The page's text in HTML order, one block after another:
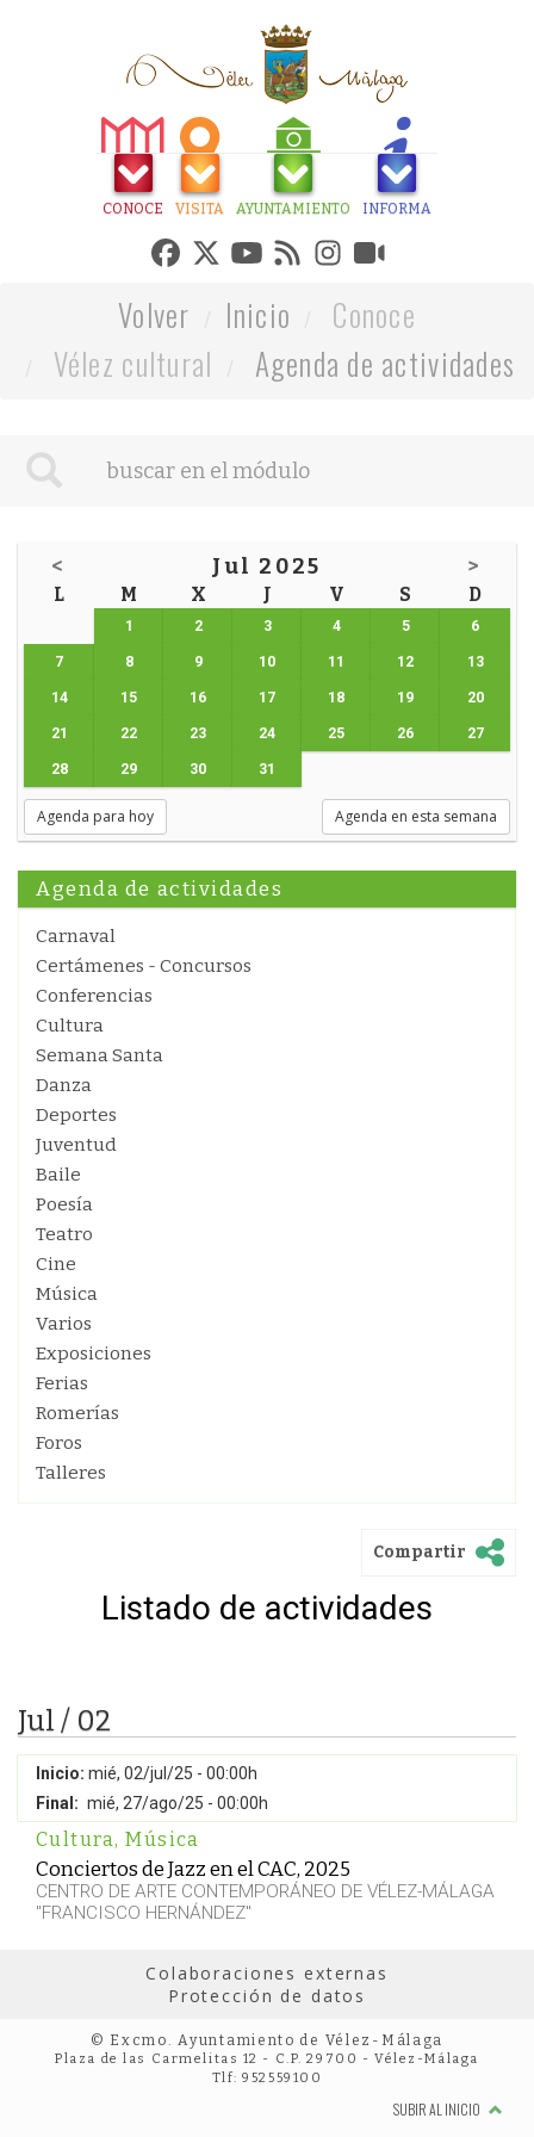
CONOCE VISITA AYUNTAMIENTO INFORMA
Volver Inicio
Conoce
Vélez cultural
Agenda de actividades
< Jul 2025 >
L M X J V S D
1 2 3 4 5 6
7 8 9 10 11 12 13
14 15 16 17 18 19 20
21 22 23 24 25 26 27
28 29 30 31
Agenda para hoy Agenda en esta semana
Agenda de actividades
Carnaval
Certámenes - Concursos
Conferencias
Cultura
Semana Santa
Danza
Deportes
Juventud
Baile
Poesía
Teatro
Cine
Música
Varios
Exposiciones
Ferias
Romerías
Foros
Talleres
Compartir
Listado de actividades
Jul / 02
Inicio: mié, 02/jul/25 - 00:00h
Final: mié, 27/ago/25 - 00:00h
Cultura, Música
Conciertos de Jazz en el CAC, 2025
CENTRO DE ARTE CONTEMPORÁNEO DE VÉLEZ-MÁLAGA
"FRANCISCO HERNÁNDEZ"
Colaboraciones externas
Protección de datos
© Excmo. Ayuntamiento de Vélez-Málaga
Plaza de las Carmelitas 12 - C.P. 29700 - Vélez-Málaga
Tlf: 952559100
SUBIR AL INICIO